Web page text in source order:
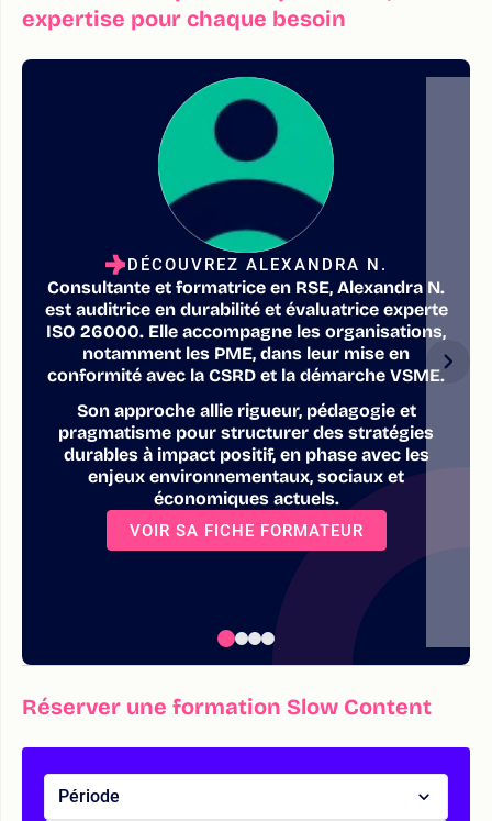
expertise pour chaque besoin
DÉCOUVREZ ALEXANDRA N.
Consultante et formatrice en RSE, Alexandra N.
est auditrice en durabilité et évaluatrice experte
ISO 26000. Elle accompagne les organisations,
notamment les PME, dans leur mise en
conformité avec la CSRD et la démarche VSME.
Son approche allie rigueur, pédagogie et
pragmatisme pour structurer des stratégies
durables à impact positif, en phase avec les
enjeux environnementaux, sociaux et
économiques actuels.
VOIR SA FICHE FORMATEUR
Réserver une formation Slow Content
Période